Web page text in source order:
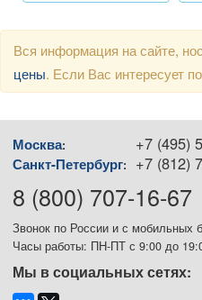
Вся информация на сайте,
цены. Если Вас интересует
Москва: +7 (495)
Санкт-Петербург: +7 (812)
8 (800) 707-16-67
Звонок по России и с мобильных
Часы работы: ПН-ПТ с 9:00 до
Мы в социальных сетях: